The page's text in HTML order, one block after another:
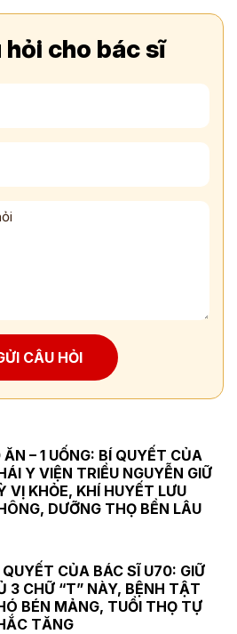
hỏi cho bác sĩ
CÂU HỎI
ĂN – 1 UỐNG: BÍ QUYẾT CỦA
Y VIỆN TRIỀU NGUYỄN GIỮ
VỊ KHỎE, KHÍ HUYẾT LƯU
DƯỠNG THỌ BỀN LÂU
QUYẾT CỦA BÁC SĨ U70: GIỮ
3 CHỮ “T” NÀY, BỆNH TẬT
BÉN MẢNG, TUỔI THỌ TỰ
TĂNG